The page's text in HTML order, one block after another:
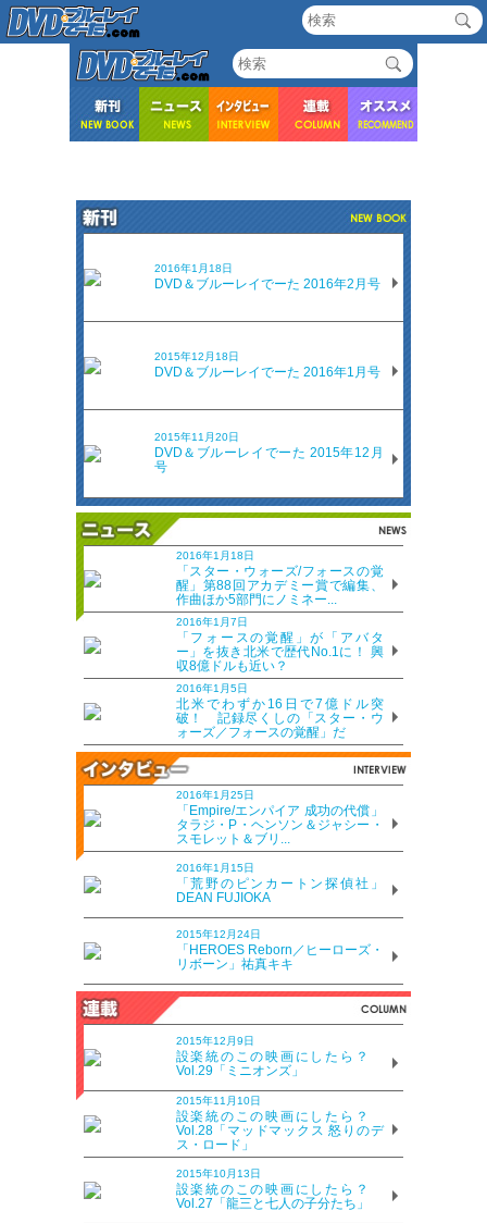
2016年1月18日
DVD＆ブルーレイでーた 2016年2月号
2015年12月18日
DVD＆ブルーレイでーた 2016年1月号
2015年11月20日
DVD＆ブルーレイでーた 2015年12月
号
2016年1月18日
「スター・ウォーズ/フォースの覚
醒」第88回アカデミー賞で編集、
作曲ほか5部門にノミネー...
2016年1月7日
「フォースの覚醒」が「アバタ
ー」を抜き北米で歴代No.1に！ 興
収8億ドルも近い？
2016年1月5日
北米でわずか16日で7億ドル突
破！ 記録尽くしの「スター・ウ
ォーズ／フォースの覚醒」だ
2016年1月25日
「Empire/エンパイア 成功の代償」
タラジ・P・ヘンソン＆ジャシー・
スモレット＆ブリ...
2016年1月15日
「荒野のピンカートン探偵社」
DEAN FUJIOKA
2015年12月24日
「HEROES Reborn／ヒーローズ・
リボーン」祐真キキ
2015年12月9日
設楽統のこの映画にしたら？
Vol.29「ミニオンズ」
2015年11月10日
設楽統のこの映画にしたら？
Vol.28「マッドマックス 怒りのデ
ス・ロード」
2015年10月13日
設楽統のこの映画にしたら？
Vol.27「龍三と七人の子分たち」